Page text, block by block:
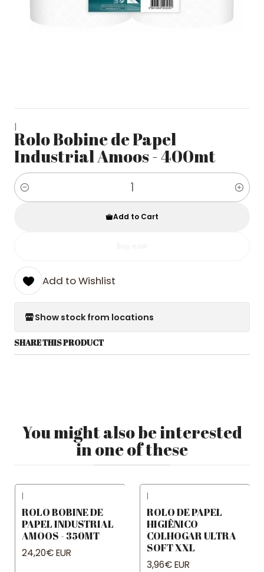
|
Rolo Bobine de Papel
Industrial Amoos - 400mt
Quantity
Add to Cart
Add to Wishlist
Show stock from locations
SHARE THIS PRODUCT
You might also be interested
in one of these
|
ROLO BOBINE DE
PAPEL INDUSTRIAL
AMOOS - 350MT
24,20€ EUR
|
ROLO DE PAPEL
HIGIÊNICO
COLHOGAR ULTRA
SOFT XXL
3,96€ EUR